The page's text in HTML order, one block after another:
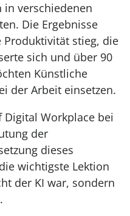
in verschiedenen
Die Ergebnisse
stieg, die
sich und über 90
Künstliche
der Arbeit einsetzen.
Workplace bei
der
dieses
wichtigste Lektion
der KI war, sondern